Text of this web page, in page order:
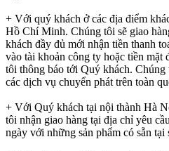
+ Với quý khách ở các địa điểm
Hồ Chí Minh. Chúng tôi sẽ giao
khách đầy đủ mới nhận tiền thanh
vào tài khoản công ty hoặc tiền mặt
tôi thông báo tới Quý khách. Chúng
các dịch vụ chuyển phát trên toàn
+ Với Quý khách tại nội thành Hà
tôi nhận giao hàng tại địa chỉ yêu
ngày với những sản phẩm có sẵn tại